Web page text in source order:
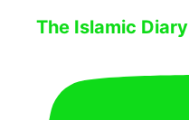
The Islamic Diary